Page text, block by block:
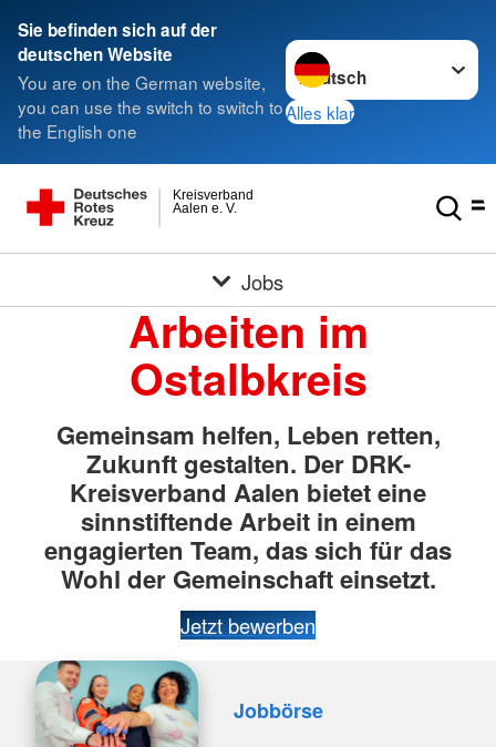
Sie befinden sich auf der
deutschen Website
You are on the German website,
you can use the switch to switch to
the English one
Sprache wechseln zu
Alles klar
Aalen e. V.
Kreisverband
Jobs
Arbeiten im
Ostalbkreis
Gemeinsam helfen, Leben retten,
Zukunft gestalten. Der DRK-
Kreisverband Aalen bietet eine
sinnstiftende Arbeit in einem
engagierten Team, das sich für das
Wohl der Gemeinschaft einsetzt.
Jetzt bewerben
Jobbörse